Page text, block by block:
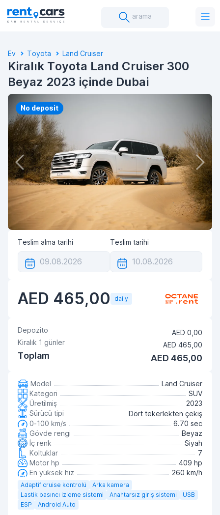
arama
Ev Toyota Land Cruiser
Kiralık Toyota Land Cruiser 300
Beyaz 2023 içinde Dubai
No deposit
Teslim alma tarihi Teslim tarihi
AED 465,00 daily
Depozito
AED 0,00
Kiralık 1 günler AED 465,00
Toplam AED 465,00
Model
Land Cruiser
Kategori
SUV
Üretilmiş
2023
Sürücü tipi
Dört tekerlekten çekiş
0-100 km/s
6.70 sec
Gövde rengi
Beyaz
İç renk
Siyah
Koltuklar
7
Motor hp
409 hp
En yüksek hız
260 km/h
Adaptif cruise kontrolü
Arka kamera
Lastik basıncı izleme sistemi
Anahtarsız giriş sistemi
USB
ESP
Android Auto